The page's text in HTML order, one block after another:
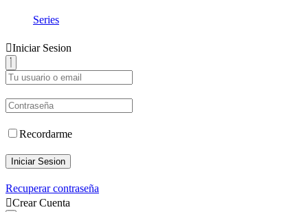
Series
Iniciar Sesion
Recordarme
Iniciar Sesion
Recuperar contraseña
Crear Cuenta